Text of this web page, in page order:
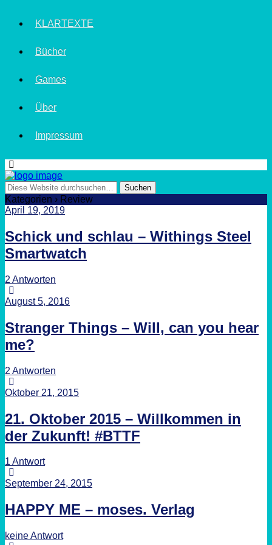
KLARTEXTE
Bücher
Games
Über
Impressum
Kategorien › Review
April 19, 2019
Schick und schlau – Withings Steel
Smartwatch
2 Antworten
August 5, 2016
Stranger Things – Will, can you hear
me?
2 Antworten
Oktober 21, 2015
21. Oktober 2015 – Willkommen in
der Zukunft! #BTTF
1 Antwort
September 24, 2015
HAPPY ME – moses. Verlag
keine Antwort